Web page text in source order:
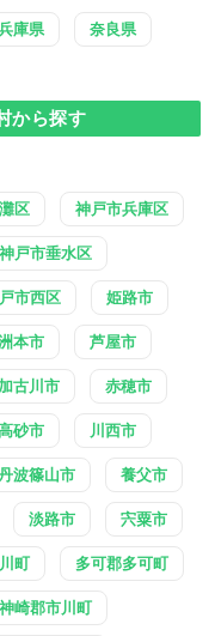
庫県 奈良県
から探す
区 神戸市兵庫区
神戸市垂水区
市西区 姫路市
本市 芦屋市
古川市 赤穂市
砂市 川西市
波篠山市 養父市
淡路市 宍粟市
町 多可郡多可町
神崎郡市川町